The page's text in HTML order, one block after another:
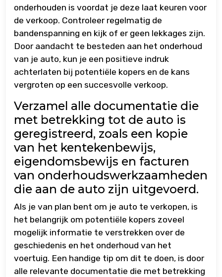
onderhouden is voordat je deze laat keuren voor
de verkoop. Controleer regelmatig de
bandenspanning en kijk of er geen lekkages zijn.
Door aandacht te besteden aan het onderhoud
van je auto, kun je een positieve indruk
achterlaten bij potentiële kopers en de kans
vergroten op een succesvolle verkoop.
Verzamel alle documentatie die
met betrekking tot de auto is
geregistreerd, zoals een kopie
van het kentekenbewijs,
eigendomsbewijs en facturen
van onderhoudswerkzaamheden
die aan de auto zijn uitgevoerd.
Als je van plan bent om je auto te verkopen, is
het belangrijk om potentiële kopers zoveel
mogelijk informatie te verstrekken over de
geschiedenis en het onderhoud van het
voertuig. Een handige tip om dit te doen, is door
alle relevante documentatie die met betrekking